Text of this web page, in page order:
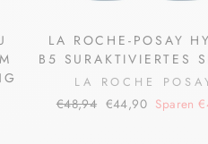
LA ROCHE-POSAY
B5 SURAKTIVIERTES
LA ROCHE
Normaler
€48,94 Sonderpreis
€44,90 Sparen